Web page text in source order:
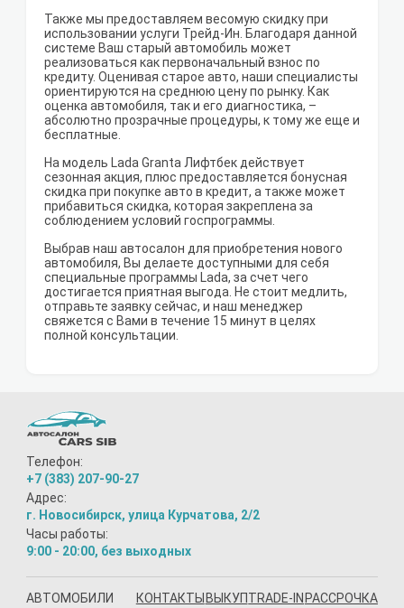
Также мы предоставляем весомую скидку при
использовании услуги Трейд-Ин. Благодаря данной
системе Ваш старый автомобиль может
реализоваться как первоначальный взнос по
кредиту. Оценивая старое авто, наши специалисты
ориентируются на среднюю цену по рынку. Как
оценка автомобиля, так и его диагностика, –
абсолютно прозрачные процедуры, к тому же еще и
бесплатные.
На модель Lada Granta Лифтбек действует
сезонная акция, плюс предоставляется бонусная
скидка при покупке авто в кредит, а также может
прибавиться скидка, которая закреплена за
соблюдением условий госпрограммы.
Выбрав наш автосалон для приобретения нового
автомобиля, Вы делаете доступными для себя
специальные программы Lada, за счет чего
достигается приятная выгода. Не стоит медлить,
отправьте заявку сейчас, и наш менеджер
свяжется с Вами в течение 15 минут в целях
полной консультации.
Телефон:
+7 (383) 207-90-27
Адрес:
г. Новосибирск, улица Курчатова, 2/2
Часы работы:
9:00 - 20:00, без выходных
АВТОМОБИЛИ КОНТАКТЫ ВЫКУПTRADE-IN РАССРОЧКА